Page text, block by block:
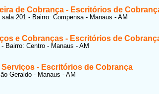
de Cobrança - Escritórios de
201 - Bairro: Compensa - Manaus - AM
e Cobranças - Escritórios de
Bairro: Centro - Manaus - AM
- Escritórios de Cobrança
Geraldo - Manaus - AM